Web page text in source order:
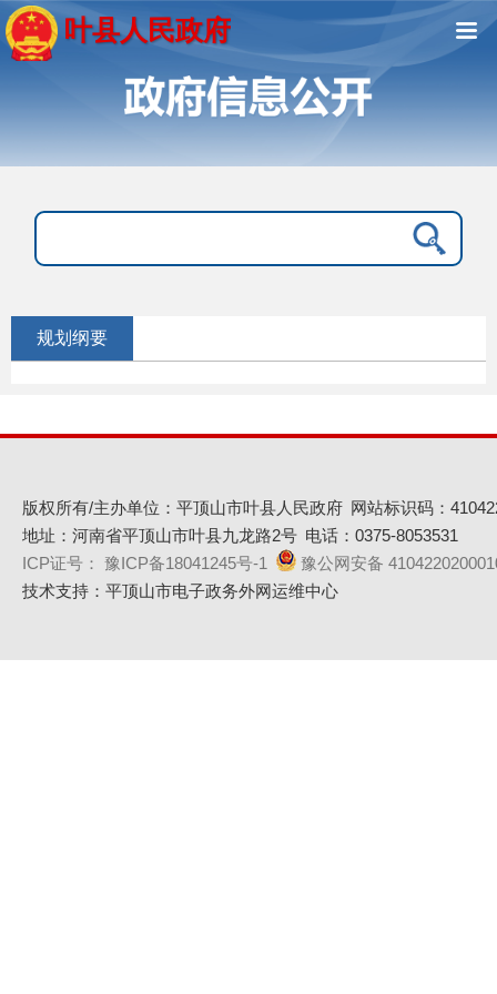
叶县人民政府
规划纲要
版权所有/主办单位：平顶山市叶县人民政府 网站标识码：
地址：河南省平顶山市叶县九龙路2号 电话：0375-8053531
ICP证号： 豫ICP备18041245号-1
豫公网安备
技术支持：平顶山市电子政务外网运维中心